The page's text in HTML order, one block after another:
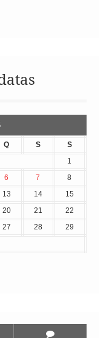
Q S
S
1
6 7
8
13 14
15
20 21
22
27 28
29